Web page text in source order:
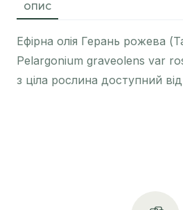
ОПИС
Ефірна олія Герань рожева
Pelargonium graveolens var
з ціла рослина доступний